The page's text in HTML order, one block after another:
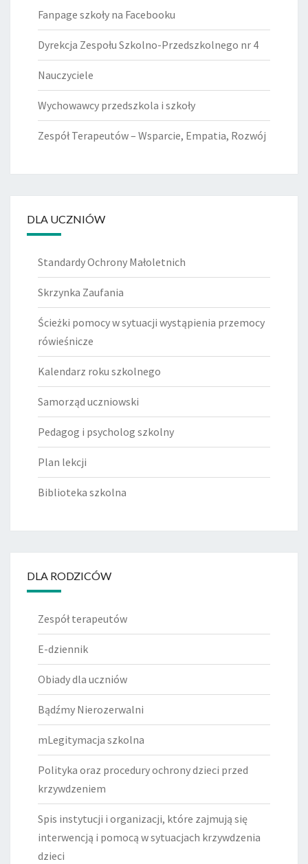
Fanpage szkoły na Facebooku
Dyrekcja Zespołu Szkolno-Przedszkolnego nr 4
Nauczyciele
Wychowawcy przedszkola i szkoły
Zespół Terapeutów – Wsparcie, Empatia, Rozwój
DLA UCZNIÓW
Standardy Ochrony Małoletnich
Skrzynka Zaufania
Ścieżki pomocy w sytuacji wystąpienia przemocy
rówieśnicze
Kalendarz roku szkolnego
Samorząd uczniowski
Pedagog i psycholog szkolny
Plan lekcji
Biblioteka szkolna
DLA RODZICÓW
Zespół terapeutów
E-dziennik
Obiady dla uczniów
Bądźmy Nierozerwalni
mLegitymacja szkolna
Polityka oraz procedury ochrony dzieci przed
krzywdzeniem
Spis instytucji i organizacji, które zajmują się
interwencją i pomocą w sytuacjach krzywdzenia
dzieci